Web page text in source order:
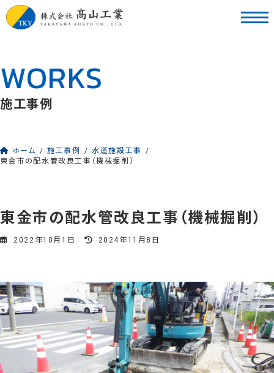
コ
ン
ツ
へ
ス
キ
ナ
ビ
シ
ョ
ン
に
施工事例
WORKS
ホーム 施工事例
水道施設工事
東金市の配水管改良工事（機械掘削）
東金市の配水管改良工事（機械掘削）
2022年10月1日
最
日
時
:
2024年11月8日